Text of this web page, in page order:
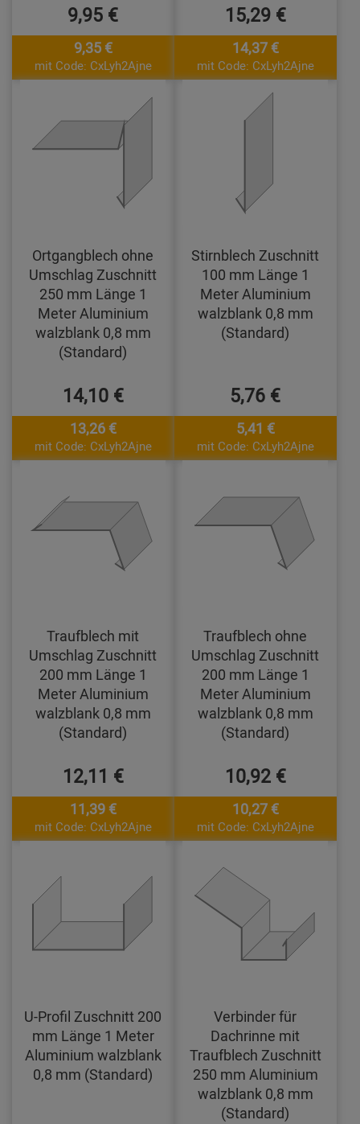
9,95 €
9,35 €
mit Code: CxLyh2Ajne
15,29 €
14,37 €
mit Code: CxLyh2Ajne
Ortgangblech ohne
Umschlag Zuschnitt
250 mm Länge 1
Meter Aluminium
walzblank 0,8 mm
(Standard)
14,10 €
13,26 €
mit Code: CxLyh2Ajne
Stirnblech Zuschnitt
100 mm Länge 1
Meter Aluminium
walzblank 0,8 mm
(Standard)
5,76 €
5,41 €
mit Code: CxLyh2Ajne
Traufblech mit
Umschlag Zuschnitt
200 mm Länge 1
Meter Aluminium
walzblank 0,8 mm
(Standard)
12,11 €
11,39 €
mit Code: CxLyh2Ajne
Traufblech ohne
Umschlag Zuschnitt
200 mm Länge 1
Meter Aluminium
walzblank 0,8 mm
(Standard)
10,92 €
10,27 €
mit Code: CxLyh2Ajne
U-Profil Zuschnitt 200
mm Länge 1 Meter
Aluminium walzblank
0,8 mm (Standard)
Verbinder für
Dachrinne mit
Traufblech Zuschnitt
250 mm Aluminium
walzblank 0,8 mm
(Standard)